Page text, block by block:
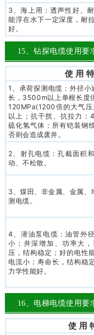
3、海上用：透声性好、
能浮在水下一定深度，耐
好。
15、钻探电缆使用要
使 用
1、承荷探测电缆：外径
长，3500m以上单根长度
120MPa(1200倍的大气
以上；抗干扰、抗拉力：
硫化氢气体；所有铠装钢
否则会造成废井。
2、射孔电缆：孔截面积
动、不松散。
3、煤田、非金属、金属、
测电缆。
4、潜油泵电缆：油管外
小；井深增加、功率大
压，结构稳定；好的电性
电流小；寿命长，结构稳
力学性能好。
16、电梯电缆使用要
使 用